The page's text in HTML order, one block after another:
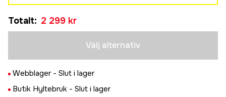
2 299 kr
S
2 299 kr
Tillfälligt slut
2 299 kr
Totalt: 2 299 kr
Välj alternativ
Webblager - Slut i lager
Butik Hyltebruk - Slut i lager